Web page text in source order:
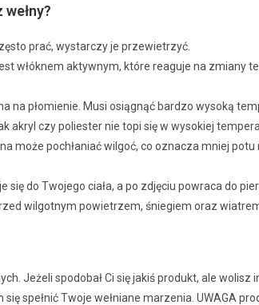
prać, wystarczy je przewietrzyć.
włóknem aktywnym, które reaguje na zmiany
na płomienie. Musi osiągnąć bardzo wysoką
akryl czy poliester nie topi się w wysokiej
może pochłaniać wilgoć, co oznacza mniej
się do Twojego ciała, a po zdjęciu powraca do
wilgotnym powietrzem, śniegiem oraz
Jeżeli spodobał Ci się jakiś produkt, ale
spełnić Twoje wełniane marzenia. UWAGA